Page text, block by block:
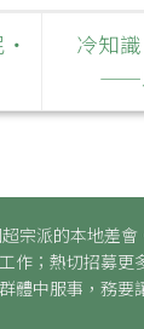
‧
冷知
——
宗派的本地差
作；熱切招募更
體中服事，務要